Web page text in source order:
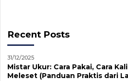
Recent Posts
31/12/2025
Mistar Ukur: Cara Pakai, Cara
Meleset (Panduan Praktis dari